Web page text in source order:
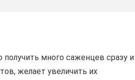
много саженцев сразу и
желает увеличить их